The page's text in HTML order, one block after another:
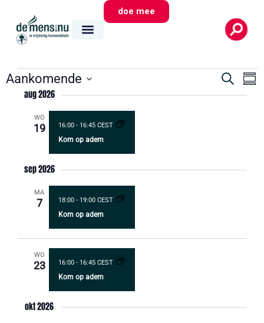
doe mee
Zoeken
Zoeken
Aankomende
Selecteer
datum
aug 2026
WO
19 16:00- 16:45 CEST
Kom op adem
sep 2026
MA
7 18:00- 19:00 CEST
Kom op adem
WO
23 16:00- 16:45 CEST
Kom op adem
okt 2026